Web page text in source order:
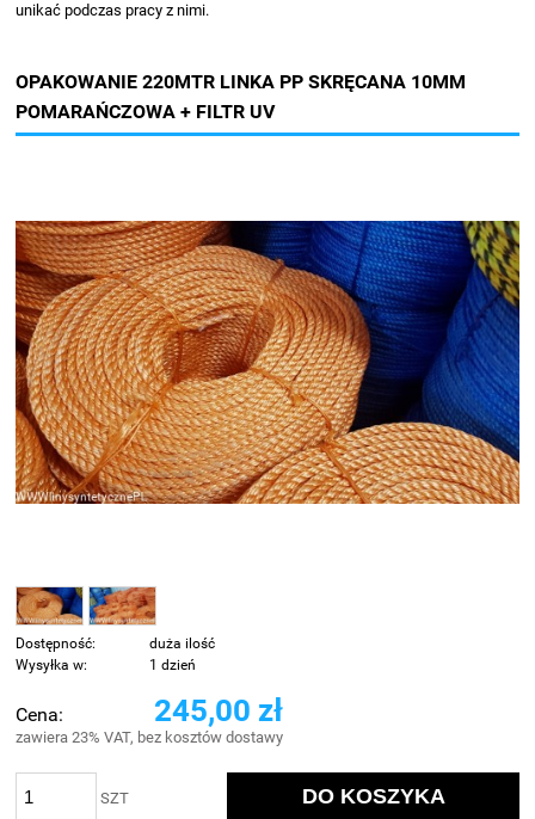
unikać podczas pracy z nimi.
OPAKOWANIE 220MTR LINKA PP SKRĘCANA 10MM
POMARAŃCZOWA + FILTR UV
Dostępność:
duża ilość
Wysyłka w:
1 dzień
Cena: 245,00 zł
zawiera 23% VAT, bez kosztów dostawy
SZT DO KOSZYKA